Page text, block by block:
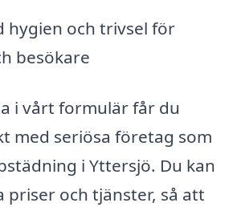
hygien och trivsel för
besökare
i vårt formulär får du
med seriösa företag som
i Yttersjö. Du kan
priser och tjänster, så att